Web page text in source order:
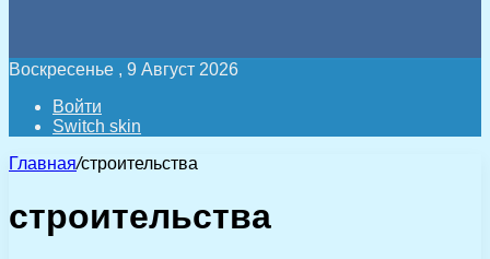
Воскресенье , 9 Август 2026
Войти
Switch skin
Главная/строительства
строительства